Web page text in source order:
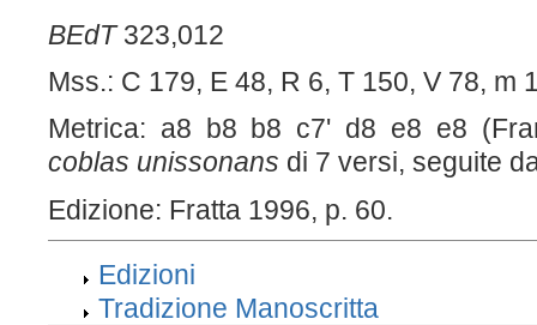
BEdT323,012
Mss.: C 179, E 48, R 6, T 150, V 78, m
Metrica: a8 b8 b8 c7' d8 e8 e8
coblas unissonans di 7 versi, seguite
Edizione: Fratta 1996, p. 60.
Edizioni
Tradizione Manoscritta